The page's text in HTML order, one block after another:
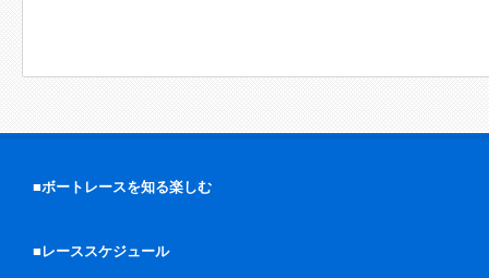
■ボートレースを知る楽しむ
■レーススケジュール